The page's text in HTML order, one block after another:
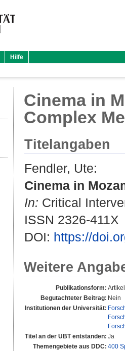
Hilfe
Cinema in
Complex
Titelangaben
Fendler, Ute:
Cinema in
In: Critical
ISSN 2326-411X
DOI: https://
Weitere
Publikationsform:
Begutachteter Beitrag: Nein
Institutionen der Universität:
Titel an der UBT entstanden: Ja
Themengebiete aus DDC: 400